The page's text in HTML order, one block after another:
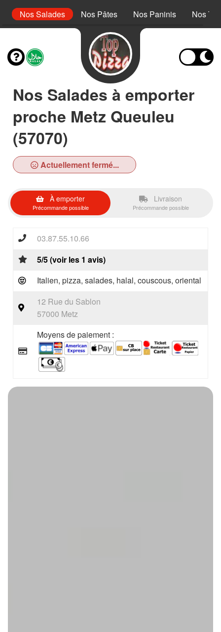
Nos Salades Nos Pâtes Nos Paninis Nos
Nos Salades à emporter
proche Metz Queuleu
(57070)
Actuellement fermé...
À emporter
Précommande possible
Livraison
Précommande possible
03.87.55.10.66
5/5 (voir les 1 avis)
Italien, pizza, salades, halal, couscous, oriental
12 Rue du Sablon
57000 Metz
Moyens de paiement :